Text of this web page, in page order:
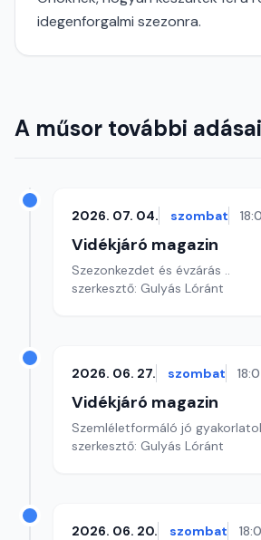
idegenforgalmi szezonra.
A műsor további adásai
2026. 07. 04. szombat
Vidékjáró magazin
Szezonkezdet és évzárás ..
szerkesztő: Gulyás Lóránt
2026. 06. 27. szombat
Vidékjáró magazin
Szemléletformáló jó
szerkesztő: Gulyás Lóránt
2026. 06. 20. szombat